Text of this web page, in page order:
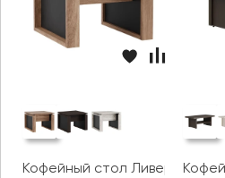
Кофейный стол Ливерпуль /